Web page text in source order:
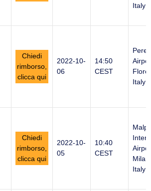
Italy
Chiedi
rimborso,
clicca qui
2022-10-
06
14:50
CEST
Italy
Chiedi
rimborso,
clicca qui
2022-10-
05
10:40
CEST
Italy